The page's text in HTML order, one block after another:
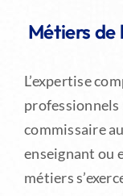
Métiers de
L’expertise
commissaire
enseignant ou
métiers